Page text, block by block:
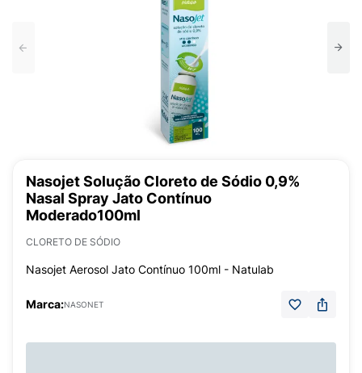
Nasojet Solução Cloreto de Sódio 0,9%
Nasal Spray Jato Contínuo
Moderado100ml
CLORETO DE SÓDIO
Nasojet Aerosol Jato Contínuo 100ml - Natulab
Marca:NASONET